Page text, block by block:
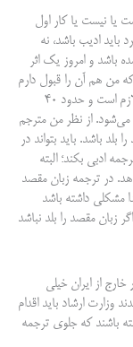
یا نیست یا کار اول
باید ادیب باشد، نه
باشد و امروز یک اثر
من هم آن را قبول دارم
در ترجمه حدود ۲۰ یا ۳۰ درصد آگاهی دربارۀ زبان مبدا لازم است و حدود ۴۰
از نظر من مترجم
۷۰ درصد زبان مقصد را بلد باشد. باید بتواند در
ادبی بکند؛ البته
در ترجمه زبان مقصد
مشکلی داشته باشد
زبان مقصد را بلد نباشد
از ایران خیلی
وزارت ارشاد باید اقدام
باشند که جلوی ترجمه